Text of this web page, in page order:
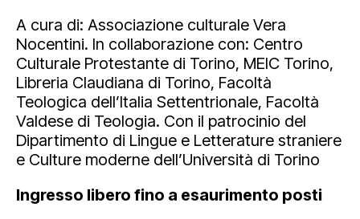
A cura di: Associazione culturale Vera
Nocentini. In collaborazione con: Centro
Culturale Protestante di Torino, MEIC Torino,
Libreria Claudiana di Torino, Facoltà
Teologica dell’Italia Settentrionale, Facoltà
Valdese di Teologia. Con il patrocinio del
Dipartimento di Lingue e Letterature straniere
e Culture moderne dell’Università di Torino
Ingresso libero fino a esaurimento posti